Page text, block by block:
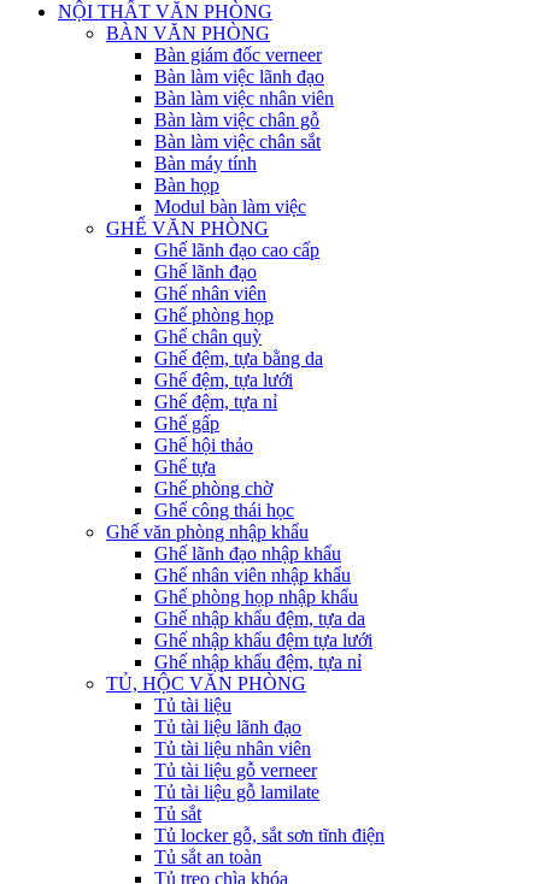
NỘI THẤT VĂN PHÒNG
BÀN VĂN PHÒNG
Bàn giám đốc verneer
Bàn làm việc lãnh đạo
Bàn làm việc nhân viên
Bàn làm việc chân gỗ
Bàn làm việc chân sắt
Bàn máy tính
Bàn họp
Modul bàn làm việc
GHẾ VĂN PHÒNG
Ghế lãnh đạo cao cấp
Ghế lãnh đạo
Ghế nhân viên
Ghế phòng họp
Ghế chân quỳ
Ghế đệm, tựa bằng da
Ghế đệm, tựa lưới
Ghế đệm, tựa nỉ
Ghế gấp
Ghế hội thảo
Ghế tựa
Ghế phòng chờ
Ghế công thái học
Ghế văn phòng nhập khẩu
Ghế lãnh đạo nhập khẩu
Ghế nhân viên nhập khẩu
Ghế phòng họp nhập khẩu
Ghế nhập khẩu đệm, tựa da
Ghế nhập khẩu đệm tựa lưới
Ghế nhập khẩu đệm, tựa nỉ
TỦ, HỘC VĂN PHÒNG
Tủ tài liệu
Tủ tài liệu lãnh đạo
Tủ tài liệu nhân viên
Tủ tài liệu gỗ verneer
Tủ tài liệu gỗ lamilate
Tủ sắt
Tủ locker gỗ, sắt sơn tĩnh điện
Tủ sắt an toàn
Tủ treo chìa khóa